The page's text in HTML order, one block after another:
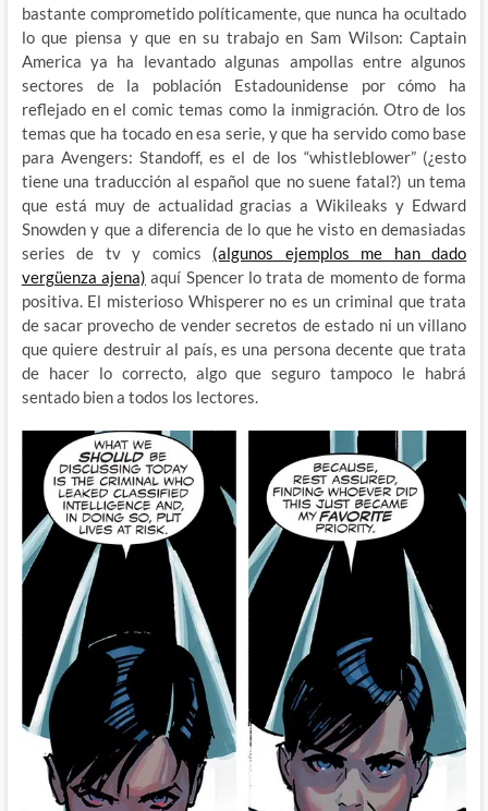
bastante comprometido políticamente, que nunca ha ocultado
lo que piensa y que en su trabajo en Sam Wilson: Captain
America ya ha levantado algunas ampollas entre algunos
sectores de la población Estadounidense por cómo ha
reflejado en el comic temas como la inmigración. Otro de los
temas que ha tocado en esa serie, y que ha servido como base
para Avengers: Standoff, es el de los “whistleblower” (¿esto
tiene una traducción al español que no suene fatal?) un tema
que está muy de actualidad gracias a Wikileaks y Edward
Snowden y que a diferencia de lo que he visto en demasiadas
series de tv y comics (algunos ejemplos me han dado
vergüenza ajena) aquí Spencer lo trata de momento de forma
positiva. El misterioso Whisperer no es un criminal que trata
de sacar provecho de vender secretos de estado ni un villano
que quiere destruir al país, es una persona decente que trata
de hacer lo correcto, algo que seguro tampoco le habrá
sentado bien a todos los lectores.